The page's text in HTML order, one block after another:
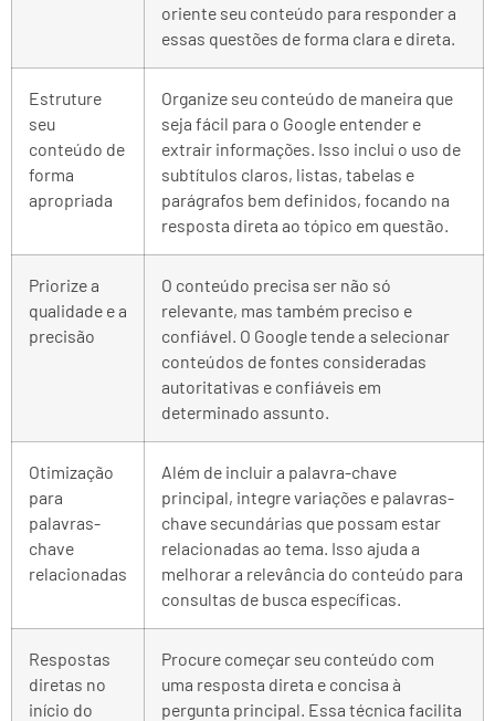
oriente seu conteúdo para responder a
essas questões de forma clara e direta.
Estruture
seu
conteúdo de
forma
apropriada
Organize seu conteúdo de maneira que
seja fácil para o Google entender e
extrair informações. Isso inclui o uso de
subtítulos claros, listas, tabelas e
parágrafos bem definidos, focando na
resposta direta ao tópico em questão.
Priorize a
qualidade e a
precisão
O conteúdo precisa ser não só
relevante, mas também preciso e
confiável. O Google tende a selecionar
conteúdos de fontes consideradas
autoritativas e confiáveis em
determinado assunto.
Otimização
para
palavras-
chave
relacionadas
Além de incluir a palavra-chave
principal, integre variações e palavras-
chave secundárias que possam estar
relacionadas ao tema. Isso ajuda a
melhorar a relevância do conteúdo para
consultas de busca específicas.
Respostas
diretas no
início do
Procure começar seu conteúdo com
uma resposta direta e concisa à
pergunta principal. Essa técnica facilita